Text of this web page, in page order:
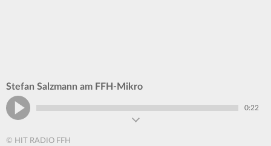
Stefan Salzmann am FFH-Mikro
0:22
© HIT RADIO FFH